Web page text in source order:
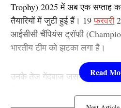
Trophy) 2025 में अब एक सप्ताह
तैयारियों में जुटी हुई हैं। 19फरवरी
आईसीसी चैंपियंस ट्रॉफी
भारतीय टीम को झटका लगा है।
उनके तेज गेंदबाज जसप्रीत ने चोट